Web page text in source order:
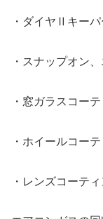
・ダイヤⅡキーパ
・スナップオン
・窓ガラスコー
・ホイールコー
・レンズコーテ